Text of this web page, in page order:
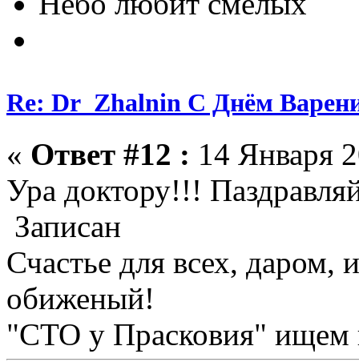
Re: Dr_Zhalnin С Днём
« Ответ #12 : 14 Января
Ура доктору!!!
Записан
Счастье для всех, даром,
обиженый!
"СТО у Прасковия" ищем